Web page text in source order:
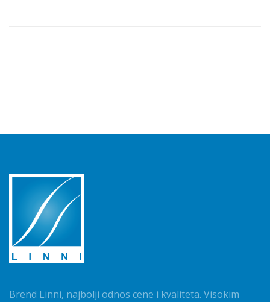
Brend Linni, najbolji odnos cene i kvaliteta. Visokim